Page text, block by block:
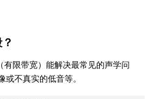
有限带宽）能解决最常见的声学问
或不真实的低音等。